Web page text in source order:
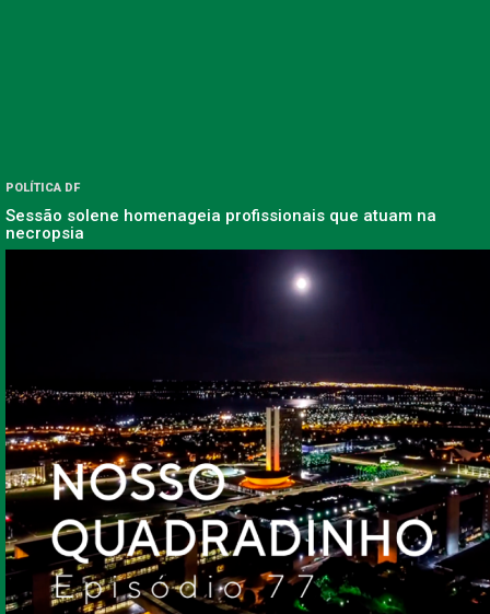
POLÍTICA DF
Sessão solene homenageia profissionais que atuam na
necropsia